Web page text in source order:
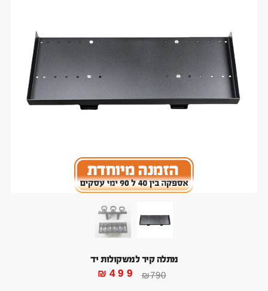
מתלה קיר למשקולות יד
₪790
₪ 499